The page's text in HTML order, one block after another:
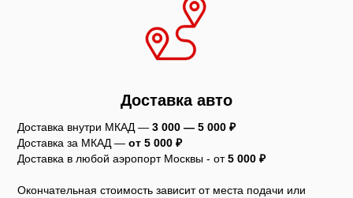
Доставка авто
Доставка внутри МКАД —3 000 — 5 000 ₽
Доставка за МКАД —от 5 000 ₽
Доставка в любой аэропорт Москвы - от5 000 ₽
Окончательная стоимость зависит от места подачи или